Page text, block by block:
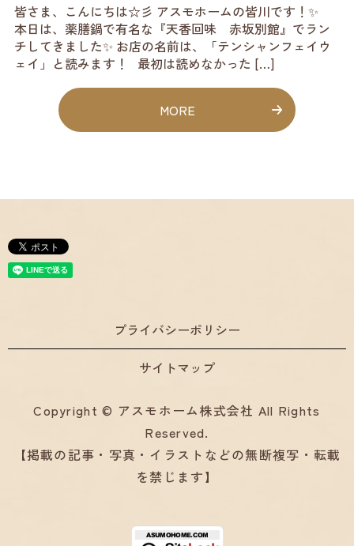
皆さま、こんにちは☆彡 アスモホームの皆川です！✨
本日は、薬膳鍋で有名な『天香回味 赤坂別館』でラン
チしてきました✨ お店の名前は、「テンシャンフェイウ
ェイ」と読みます！ 最初は読めなかった […]
MORE
プライバシーポリシー
サイトマップ
Copyright © アスモホーム株式会社 All Rights
Reserved.
【掲載の記事・写真・イラストなどの無断複写・転載
を禁じます】